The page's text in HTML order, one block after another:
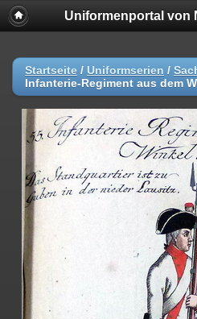
Uniformenportal von
Startseite / Uniformserien /
Infanterie-Regiment aus dem